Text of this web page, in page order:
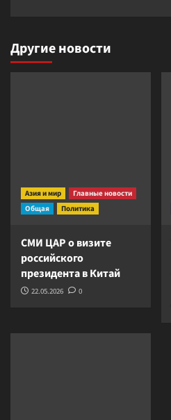
Другие новости
Азия и мир
Главные новости
Общая
Политика
СМИ ЦАР о визите
российского
президента в Китай
22.05.2026 0